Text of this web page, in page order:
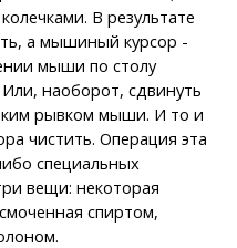
В результате
а мышиный курсор -
мыши по столу
наоборот, сдвинуть
рывком мыши. И то и
чистить. Операция эта
специальных
вещи: некоторая
спиртом,